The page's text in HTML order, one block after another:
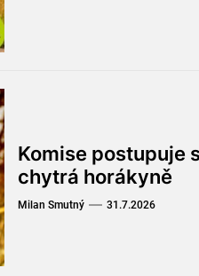
Komise postupuje
chytrá horákyně
Milan Smutný 31.7.2026